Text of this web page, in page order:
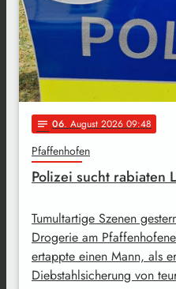
notes 06. August 2026 09:48
Pfaffenhofen
Polizei sucht rabiaten
Tumultartige Szenen
Drogerie am
ertappte einen Mann, als
Diebstahlsicherung von